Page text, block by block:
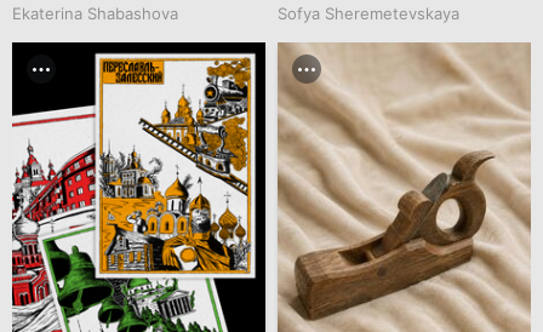
Ekaterina Shabashova Sofya Sheremetevskaya